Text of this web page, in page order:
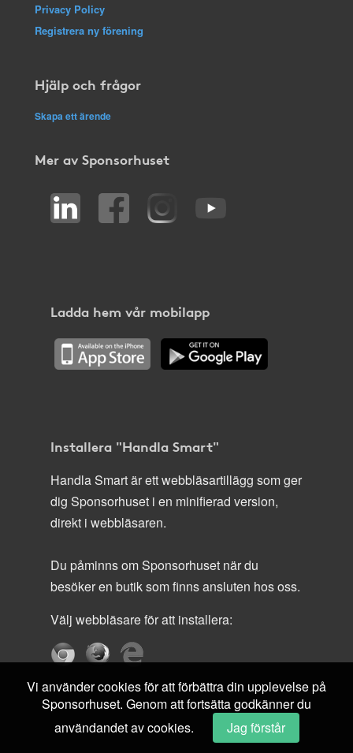
Privacy Policy
Registrera ny förening
Hjälp och frågor
Skapa ett ärende
Mer av Sponsorhuset
Ladda hem vår mobilapp
Installera "Handla Smart"
Handla Smart är ett webbläsartillägg som ger
dig Sponsorhuset i en minifierad version,
direkt i webbläsaren.
Du påminns om Sponsorhuset när du
besöker en butik som finns ansluten hos oss.
Välj webbläsare för att installera:
Vi använder cookies för att förbättra din upplevelse på
Sponsorhuset. Genom att fortsätta godkänner du
användandet av cookies.
Jag förstår